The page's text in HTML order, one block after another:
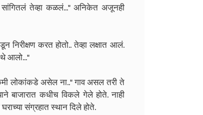
तेव्हा कळलं..." अनिकेत अजूनही
निरीक्षण करत होतो.. तेव्हा लक्षात आलं.
आलो..."
लोकांकडे असेल ना.." गाव असल तरी ते
बाजारात कधीच विकले गेले होते. नाही
संग्रहात स्थान दिले होते.